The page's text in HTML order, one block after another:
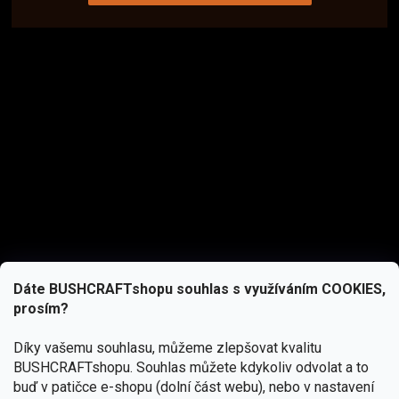
Dáte BUSHCRAFTshopu souhlas s využíváním COOKIES,
prosím?
Díky vašemu souhlasu, můžeme zlepšovat kvalitu
BUSHCRAFTshopu. Souhlas můžete kdykoliv odvolat a to
buď v patičce e-shopu (dolní část webu), nebo v nastavení